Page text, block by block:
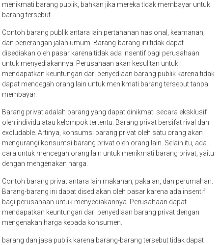
menikmati barang publik, bahkan jika mereka tidak membayar untuk
barang tersebut.
Contoh barang publik antara lain pertahanan nasional, keamanan,
dan penerangan jalan umum. Barang-barang ini tidak dapat
disediakan oleh pasar karena tidak ada insentif bagi perusahaan
untuk menyediakannya. Perusahaan akan kesulitan untuk
mendapatkan keuntungan dari penyediaan barang publik karena tidak
dapat mencegah orang lain untuk menikmati barang tersebut tanpa
membayar.
Barang privat adalah barang yang dapat dinikmati secara eksklusif
oleh individu atau kelompok tertentu. Barang privat bersifat rival dan
excludable. Artinya, konsumsi barang privat oleh satu orang akan
mengurangi konsumsi barang privat oleh orang lain. Selain itu, ada
cara untuk mencegah orang lain untuk menikmati barang privat, yaitu
dengan mengenakan harga.
Contoh barang privat antara lain makanan, pakaian, dan perumahan.
Barang-barang ini dapat disediakan oleh pasar karena ada insentif
bagi perusahaan untuk menyediakannya. Perusahaan dapat
mendapatkan keuntungan dari penyediaan barang privat dengan
mengenakan harga kepada konsumen.
barang dan jasa publik karena barang-barang tersebut tidak dapat